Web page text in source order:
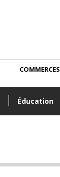
Éducation
COMMERCES